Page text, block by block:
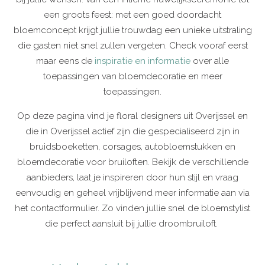
een groots feest: met een goed doordacht
bloemconcept krijgt jullie trouwdag een unieke uitstraling
die gasten niet snel zullen vergeten. Check vooraf eerst
maar eens de inspiratie en informatie over alle
toepassingen van bloemdecoratie en meer
toepassingen.
Op deze pagina vind je floral designers uit Overijssel en
die in Overijssel actief zijn die gespecialiseerd zijn in
bruidsboeketten, corsages, autobloemstukken en
bloemdecoratie voor bruiloften. Bekijk de verschillende
aanbieders, laat je inspireren door hun stijl en vraag
eenvoudig en geheel vrijblijvend meer informatie aan via
het contactformulier. Zo vinden jullie snel de bloemstylist
die perfect aansluit bij jullie droombruiloft.